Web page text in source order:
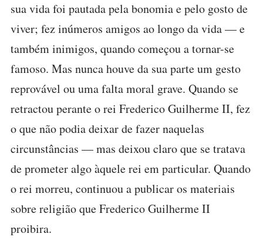
sua vida foi pautada pela bonomia e pelo gosto de
viver; fez inúmeros amigos ao longo da vida — e
também inimigos, quando começou a tornar-se
famoso. Mas nunca houve da sua parte um gesto
reprovável ou uma falta moral grave. Quando se
retractou perante o rei Frederico Guilherme II, fez
o que não podia deixar de fazer naquelas
circunstâncias — mas deixou claro que se tratava
de prometer algo àquele rei em particular. Quando
o rei morreu, continuou a publicar os materiais
sobre religião que Frederico Guilherme II
proibira.